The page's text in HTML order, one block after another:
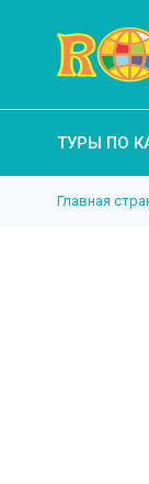
ТУРЫ ПО
Главная